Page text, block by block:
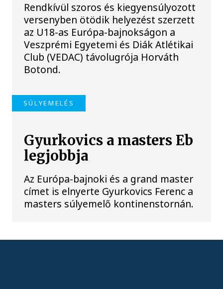
Rendkívül szoros és kiegyensúlyozott
versenyben ötödik helyezést szerzett
az U18-as Európa-bajnokságon a
Veszprémi Egyetemi és Diák Atlétikai
Club (VEDAC) távolugrója Horváth
Botond.
SÚLYEMELÉS
Gyurkovics a masters Eb
legjobbja
Az Európa-bajnoki és a grand master
címet is elnyerte Gyurkovics Ferenc a
masters súlyemelő kontinenstornán.